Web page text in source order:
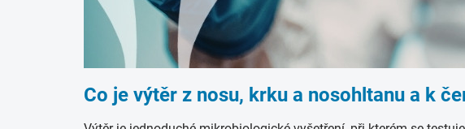
Co je výtěr z nosu, krku a nosohltanu a k